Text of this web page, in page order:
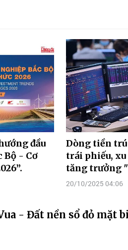
đầu
Bộ - Cơ
Dòng tiền trú
trái phiếu,
tăng trưởng
20/10/2025 04:06
- Đất nền sổ đỏ mặt